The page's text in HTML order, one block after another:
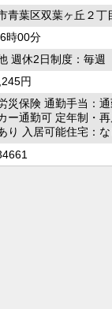
青葉区双葉ヶ丘２丁
時00分
週休2日制度：毎週
円
災保険 通勤手当：
ー通勤可 定年制・
り 入居可能住宅：な